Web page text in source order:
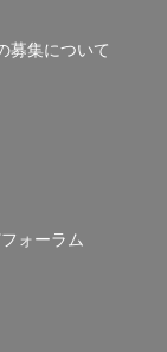
募集について
フォーラム